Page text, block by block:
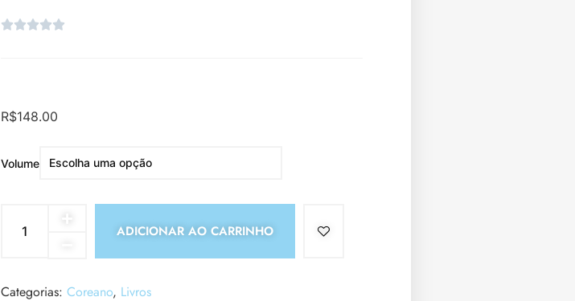
R$148.00
Volume
ADICIONAR AO CARRINHO
Categorias: Coreano, Livros